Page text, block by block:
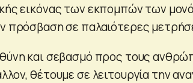
εικόνας των εκπομπών των
πρόσβαση σε παλαιότερες
και σεβασμό προς τους
θέτουμε σε λειτουργία την